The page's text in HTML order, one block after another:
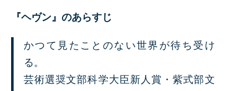
『ヘヴン』のあらすじ
かつて見たことのない世界が待ち受け
る。
芸術選奨文部科学大臣新人賞・紫式部文